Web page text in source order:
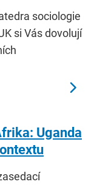
sociologie
si Vás dovolují
Uganda